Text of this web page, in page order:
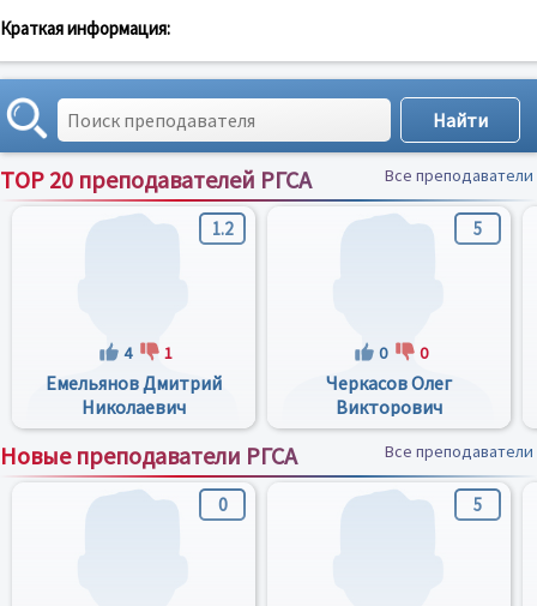
Краткая информация:
TOP 20 преподавателей РГСА Все преподаватели
1.2
4 1
Емельянов Дмитрий
Николаевич
5
0 0
Черкасов Олег
Викторович
Новые преподаватели РГСА Все преподаватели
0 5